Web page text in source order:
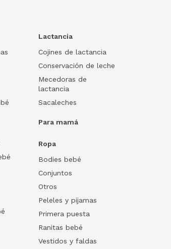
Lactancia
Cojines de lactancia
Conservación de leche
Mecedoras de
lactancia
Sacaleches
Para mamá
Ropa
Bodies bebé
Conjuntos
Otros
Peleles y pijamas
Primera puesta
Ranitas bebé
Vestidos y faldas